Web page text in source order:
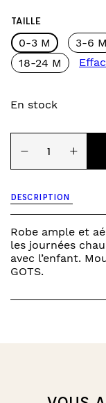
TAILLE
0-3 M 3-6 M
18-24 M
En stock
de
robe
kelly
− +
DESCRIPTION
Robe ample et
les journées
avec l’enfant.
GOTS.